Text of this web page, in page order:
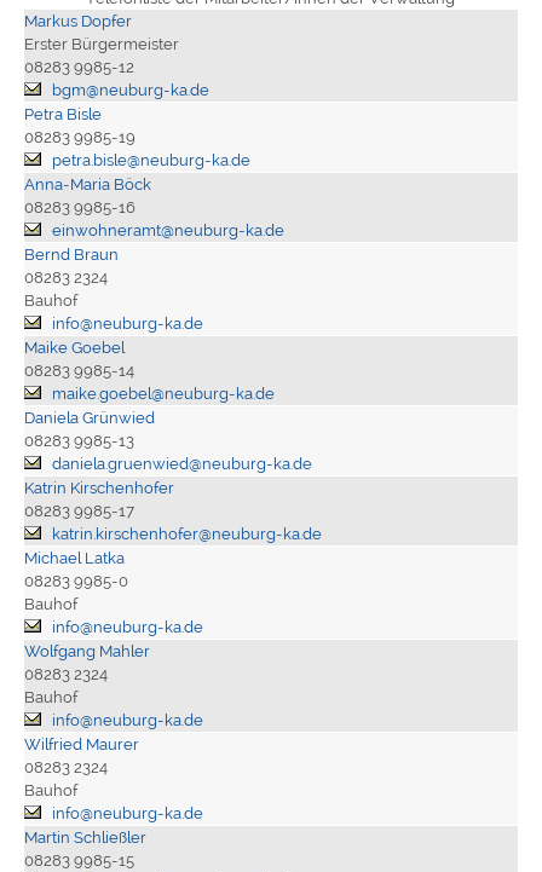
Markus Dopfer
Erster Bürgermeister
08283 9985-12
bgm@neuburg-ka.de
Petra Bisle
08283 9985-19
petra.bisle@neuburg-ka.de
Anna-Maria Böck
08283 9985-16
einwohneramt@neuburg-ka.de
Bernd Braun
08283 2324
Bauhof
info@neuburg-ka.de
Maike Goebel
08283 9985-14
maike.goebel@neuburg-ka.de
Daniela Grünwied
08283 9985-13
daniela.gruenwied@neuburg-ka.de
Katrin Kirschenhofer
08283 9985-17
katrin.kirschenhofer@neuburg-ka.de
Michael Latka
08283 9985-0
Bauhof
info@neuburg-ka.de
Wolfgang Mahler
08283 2324
Bauhof
info@neuburg-ka.de
Wilfried Maurer
08283 2324
Bauhof
info@neuburg-ka.de
Martin Schließler
08283 9985-15